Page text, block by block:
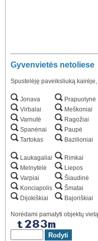
Gyvenvietės netoliese
Spustelėję paveiksliuką
Jonava
Virbalai
Varnutė
Spanėnai
Tartokas
Laukagaliai
Melnytėlė
Varpiai
Konciapolis
Dijokiškiai
Prapuolynė
Meškoniai
Ragožiai
Paupė
Bazilioniai
Rimkai
Liepos
Šiaudinė
Šmatai
Bajoriškiai
Norėdami pamatyti objektų